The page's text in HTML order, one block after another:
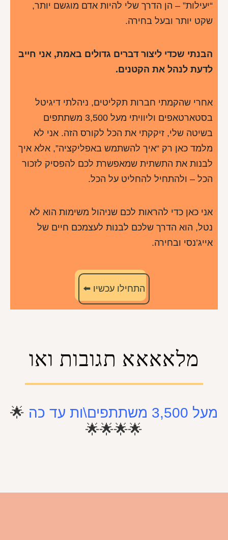
“יעילות” – הן הדרך שלי להיות אדם מוגשם יותר,
שקט יותר ובעל בחירה.
הבנתי שכדי ליצור דברים גדולים באמת, אני חייב
לדעת לנהל את הקטנים.
אחרי שהקמתי חברות תקליטים, ניהלתי דיגיטל
בסטארטאפים וליוויתי מעל 3,500 משתתפים
בשיטה שלי, זיקקתי את הכל לקורס הזה. אני לא
מלמד כאן רק “איך להשתמש באפליקציה”, אלא איך
לבנות את התשתית שמאפשרת לכם להפסיק לזכור
הכל – ולהתחיל להחליט על הכל.
אני כאן כדי להראות לכם שניהול משימות הוא לא
נטל, הוא הדרך שלכם לבנות לעצמכם חיים של
אייג’נסי ובחירה.
התחילו עכשיו ⬅️
מלאאאא תגובות ואו
מעל 3,500 משתתפים\ות עד כה
🌟
🌟
🌟
🌟
🌟